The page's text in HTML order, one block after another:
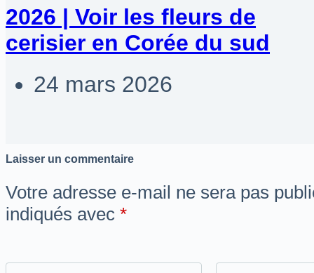
2026 | Voir les fleurs de
cerisier en Corée du sud
24 mars 2026
Laisser un commentaire
Votre adresse e-mail ne sera pas
indiqués avec *